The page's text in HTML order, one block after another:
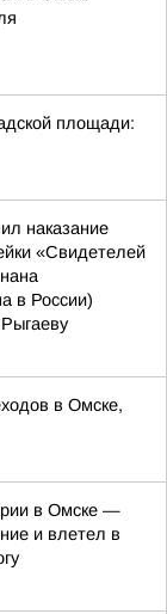
площади:
наказание
«Свидетелей
в России)
в Омске,
в Омске —
и влетел в